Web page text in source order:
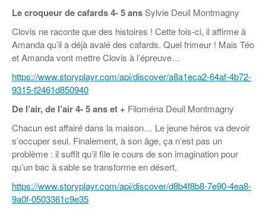
Le croqueur de cafards4- 5 ansSylvie Deuil Montmagny
Clovis ne raconte que des histoires ! Cette fois-ci, il affirme à
Amanda qu’il a déjà avalé des cafards. Quel frimeur ! Mais Téo
et Amanda vont mettre Clovis à l’épreuve…
https://www.storyplayr.com/api/discover/a8a1eca2-64af-4b72-
9315-f2461d850940
De l’air, de l’air4- 5 ans et + Filoména Deuil Montmagny
Chacun est affairé dans la maison… Le jeune héros va devoir
s’occuper seul. Finalement, à son âge, ça n’est pas un
problème : il suffit qu’il file le cours de son imagination pour
qu’un bac à sable se transforme en désert,
https://www.storyplayr.com/api/discover/d8b4f8b8-7e90-4ea8-
9a0f-0503361c9e35